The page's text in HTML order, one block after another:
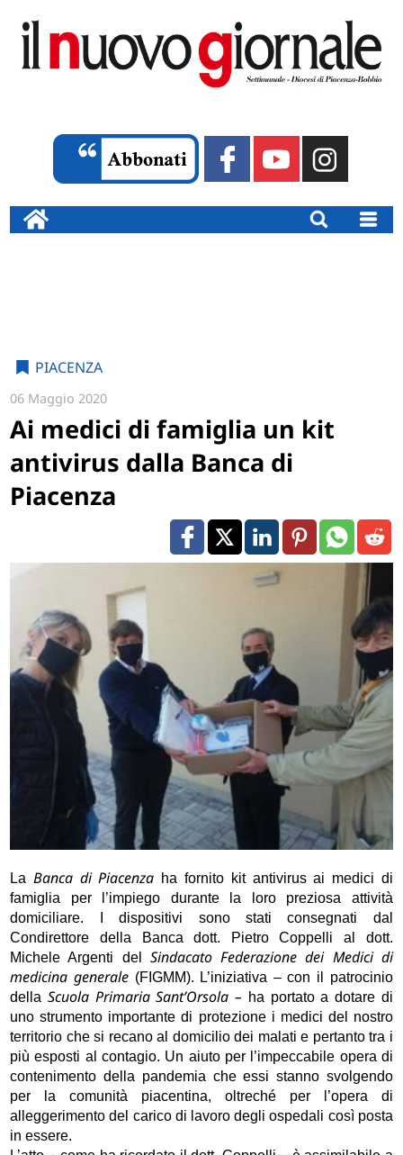
PIACENZA
06 Maggio 2020
Ai medici di famiglia un kit
antivirus dalla Banca di
Piacenza
La Banca di Piacenza ha fornito kit antivirus ai medici di
famiglia per l’impiego durante la loro preziosa attività
domiciliare. I dispositivi sono stati consegnati dal
Condirettore della Banca dott. Pietro Coppelli al dott.
Michele Argenti del Sindacato Federazione dei Medici di
medicina generale(FIGMM). L’iniziativa – con il patrocinio
della Scuola Primaria Sant’Orsola – ha portato a dotare di
uno strumento importante di protezione i medici del nostro
territorio che si recano al domicilio dei malati e pertanto tra i
più esposti al contagio. Un aiuto per l’impeccabile opera di
contenimento della pandemia che essi stanno svolgendo
per la comunità piacentina, oltreché per l’opera di
alleggerimento del carico di lavoro degli ospedali così posta
in essere.